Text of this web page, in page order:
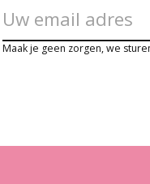
Maak je geen zorgen, we